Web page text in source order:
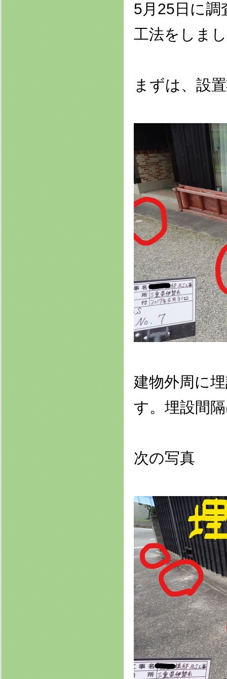
5月25日に調
工法をしま
まずは、設
建物外周に
す。埋設間
次の写真